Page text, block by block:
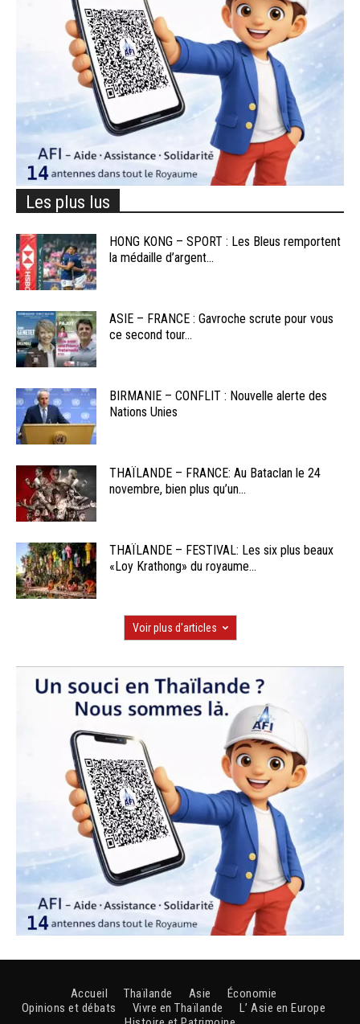
Les plus lus
HONG KONG – SPORT : Les Bleus remportent
la médaille d’argent...
ASIE – FRANCE : Gavroche scrute pour vous
ce second tour...
BIRMANIE – CONFLIT : Nouvelle alerte des
Nations Unies
THAÏLANDE – FRANCE: Au Bataclan le 24
novembre, bien plus qu’un...
THAÏLANDE – FESTIVAL: Les six plus beaux
«Loy Krathong» du royaume...
Voir plus d'articles
Accueil Thaïlande Asie
Économie
Opinions et débats
Vivre en Thaïlande
L’ Asie en Europe